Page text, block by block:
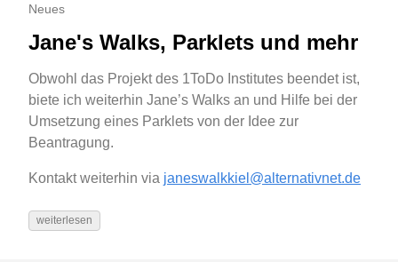
Neues
Jane's Walks, Parklets und mehr
Obwohl das Projekt des 1ToDo Institutes beendet ist,
biete ich weiterhin Jane’s Walks an und Hilfe bei der
Umsetzung eines Parklets von der Idee zur
Beantragung.
Kontakt weiterhin via janeswalkkiel@alternativnet.de
weiterlesen